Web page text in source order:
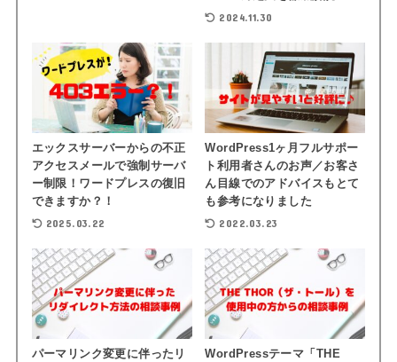
2024.11.30
エックスサーバーからの不正
アクセスメールで強制サーバ
ー制限！ワードプレスの復旧
できますか？！
2025.03.22
WordPress1ヶ月フルサポー
ト利用者さんのお声／お客さ
ん目線でのアドバイスもとて
も参考になりました
2022.03.23
パーマリンク変更に伴ったリ
WordPressテーマ「THE